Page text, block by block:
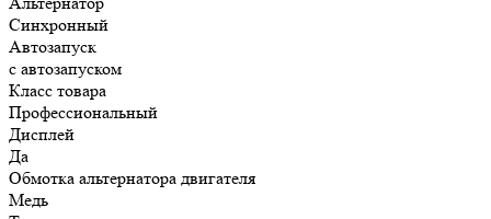
Синхронный
Автозапуск
с автозапуском
Класс товара
Профессиональный
Дисплей
Да
Обмотка альтернатора двигателя
Медь